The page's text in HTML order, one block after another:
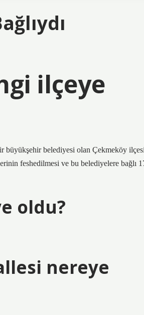
ilçeye
büyükşehir belediyesi olan Çekmeköy
feshedilmesi ve bu belediyelere bağlı
oldu?
nereye